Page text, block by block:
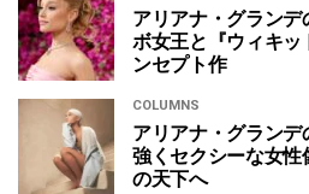
アリアナ・グラン
ボ女王と『ウィキ
ンセプト作
COLUMNS
アリアナ・グランデ
強くセクシーな女
の天下へ